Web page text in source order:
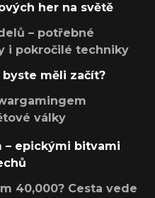
her na světě
– potřebné
i pokročilé techniky
byste měli začít?
války
– epickými bitvami
40,000? Cesta vede